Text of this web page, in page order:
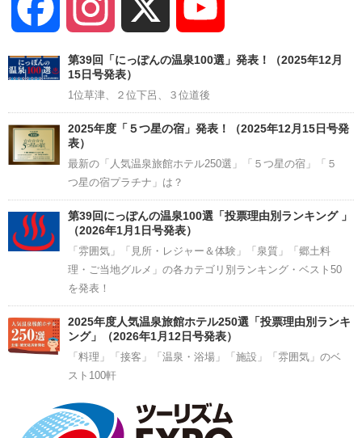
Facebook Instagram
Channel
第39回「にっぽんの温泉100選」発表！（2025年12月
15日号発表）
1位草津、２位下呂、３位道後
2025年度「５つ星の宿」発表！（2025年12月15日号発
表）
最新の「人気温泉旅館ホテル250選」「５つ星の宿」「５
つ星の宿プラチナ」は？
第39回にっぽんの温泉100選「投票理由別ランキング 」
（2026年1月1日号発表）
「雰囲気」「見所・レジャー＆体験」「泉質」「郷土料
理・ご当地グルメ」の各カテゴリ別ランキング・ベスト50
を発表！
2025年度人気温泉旅館ホテル250選「投票理由別ランキ
ング」（2026年1月12日号発表）
「料理」「接客」「温泉・浴場」「施設」「雰囲気」のベ
スト100軒